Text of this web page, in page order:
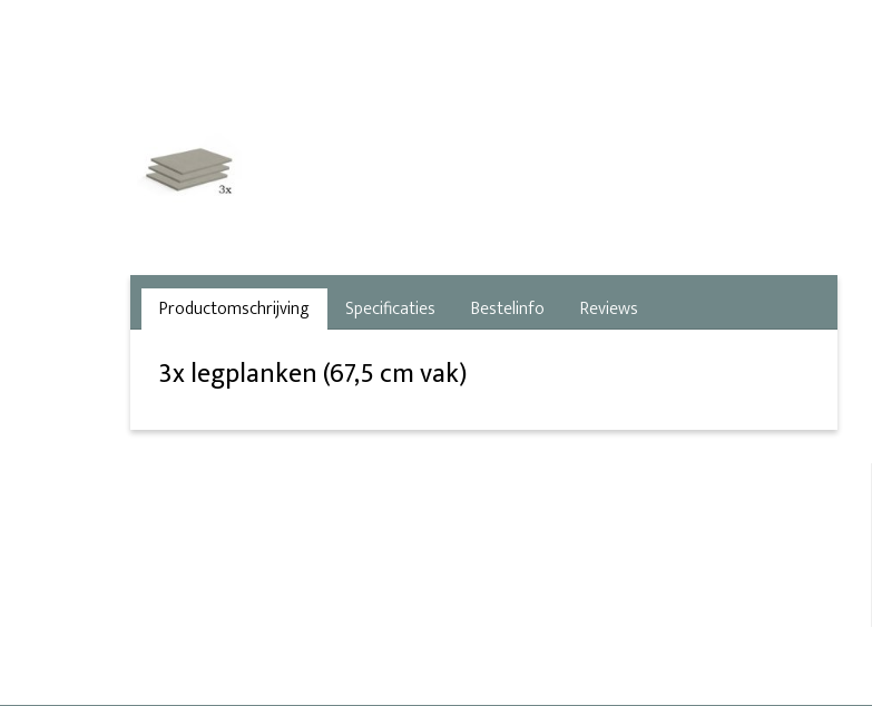
Productomschrijving Specificaties Bestelinfo Reviews
3x legplanken (67,5 cm vak)